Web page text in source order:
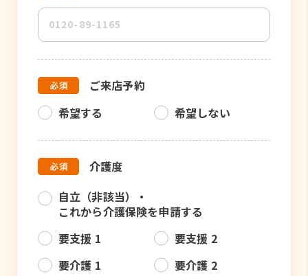
ご来店予約
希望する
希望しない
介護度
自立（非該当）・
これから介護保険を申請する
要支援 1
要支援 2
要介護 1
要介護 2